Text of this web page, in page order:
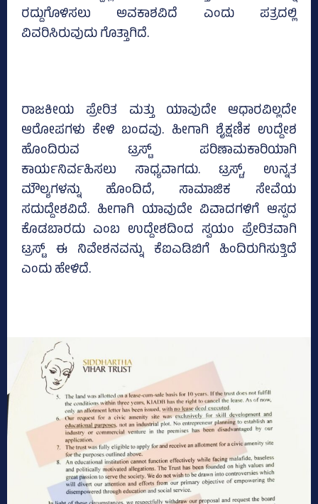
ರದ್ದುಗೊಳಿಸಲು ಅವಕಾಶವಿದೆ ಎಂದು ಪತ್ರದಲ್ಲಿ
ವಿವರಿಸಿರುವುದು ಗೊತ್ತಾಗಿದೆ.
ರಾಜಕೀಯ ಪ್ರೇರಿತ ಮತ್ತು ಯಾವುದೇ ಆಧಾರವಿಲ್ಲದೇ
ಆರೋಪಗಳು ಕೇಳಿ ಬಂದವು. ಹೀಗಾಗಿ ಶೈಕ್ಷಣಿಕ ಉದ್ದೇಶ
ಹೊಂದಿರುವ ಟ್ರಸ್ಟ್‌ ಪರಿಣಾಮಕಾರಿಯಾಗಿ
ಕಾರ್ಯನಿರ್ವಹಿಸಲು ಸಾಧ್ಯವಾಗದು. ಟ್ರಸ್ಟ್‌, ಉನ್ನತ
ಮೌಲ್ಯಗಳನ್ನು ಹೊಂದಿದೆ, ಸಾಮಾಜಿಕ ಸೇವೆಯ
ಸದುದ್ದೇಶವಿದೆ. ಹೀಗಾಗಿ ಯಾವುದೇ ವಿವಾದಗಳಿಗೆ ಆಸ್ಪದ
ಕೊಡಬಾರದು ಎಂಬ ಉದ್ದೇಶದಿಂದ ಸ್ವಯಂ ಪ್ರೇರಿತವಾಗಿ
ಟ್ರಸ್ಟ್‌ ಈ ನಿವೇಶನವನ್ನು ಕೆಐಎಡಿಬಿಗೆ ಹಿಂದಿರುಗಿಸುತ್ತಿದೆ
ಎಂದು ಹೇಳಿದೆ.